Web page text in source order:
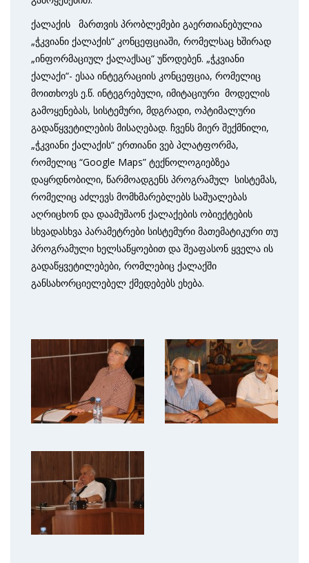
ქალაქის მართვის პრობლემები გაერთიანებულია
„ჭკვიანი ქალაქის“ კონცეფციაში, რომელსაც ხშირად
„ინფორმაციულ ქალაქსაც“ უწოდებენ. „ჭკვიანი
ქალაქი“- ესაა ინტეგრაციის კონცეფცია, რომელიც
მოითხოვს ე.წ. ინტეგრებული, იმიტაციური მოდელის
გამოყენებას, სისტემური, მდგრადი, ოპტიმალური
გადაწყვეტილების მისაღებად. ჩვენს მიერ შექმნილი,
„ჭკვიანი ქალაქის“ ერთიანი ვებ პლატფორმა,
რომელიც “Google Maps” ტექნოლოგიებზეა
დაყრდნობილი, წარმოადგენს პროგრამულ სისტემას,
რომელიც აძლევს მომხმარებლებს საშუალებას
აღრიცხონ და დაამუშაონ ქალაქების ობიექტების
სხვადასხვა პარამეტრები სისტემური მათემატიკური თუ
პროგრამული ხელსაწყოებით და შეაფასონ ყველა ის
გადაწყვეტილებები, რომლებიც ქალაქში
განსახორციელებელ ქმედებებს ეხება.